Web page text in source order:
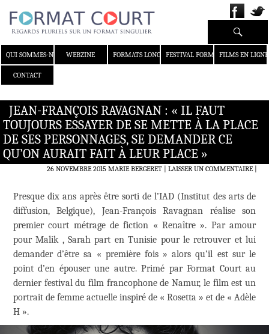
QUI SOMMES-NOUS ?WEBZINE FORMATS LONGS FESTIVAL FORMAT COURT
FILMS EN LIGNE
CONTACT
Recherche
JEAN-FRANÇOIS RAVAGNAN : « IL FAUT
TOUJOURS ESSAYER DE SE METTE À LA PLACE
DE SES PERSONNAGES, SE DEMANDER CE
QU’ON AURAIT FAIT À LEUR PLACE »
26 NOVEMBRE 2015 MARIE BERGERET LAISSER UN COMMENTAIRE|
Presque dix ans après être sorti de l’IAD (Institut des arts de
diffusion, Belgique), Jean-François Ravagnan réalise son
premier court métrage de fiction « Renaître ». Par amour
pour Malik , Sarah part en Tunisie pour le retrouver et lui
demander d’être sa « première fois » alors qu’il est sur le
point d’en épouser une autre. Primé par Format Court au
dernier festival du film francophone de Namur, le film est un
portrait de femme actuelle inspiré de « Rosetta » et de « Adèle
H ».